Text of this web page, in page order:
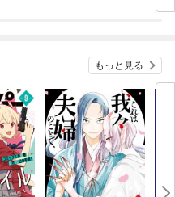
もっと見る